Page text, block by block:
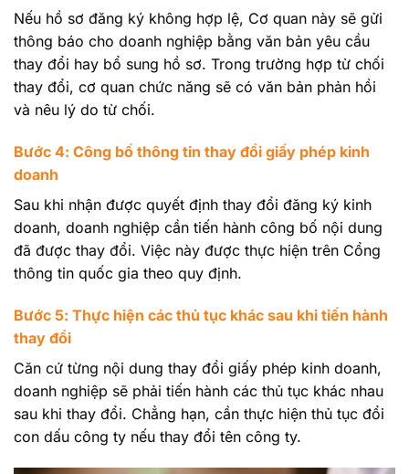
Nếu hồ sơ đăng ký không hợp lệ, Cơ quan này sẽ gửi
thông báo cho doanh nghiệp bằng văn bản yêu cầu
thay đổi hay bổ sung hồ sơ. Trong trường hợp từ chối
thay đổi, cơ quan chức năng sẽ có văn bản phản hồi
và nêu lý do từ chối.
Bước 4: Công bố thông tin thay đổi giấy phép kinh
doanh
Sau khi nhận được quyết định thay đổi đăng ký kinh
doanh, doanh nghiệp cần tiến hành công bố nội dung
đã được thay đổi. Việc này được thực hiện trên Cổng
thông tin quốc gia theo quy định.
Bước 5: Thực hiện các thủ tục khác sau khi tiến hành
thay đổi
Căn cứ từng nội dung thay đổi giấy phép kinh doanh,
doanh nghiệp sẽ phải tiến hành các thủ tục khác nhau
sau khi thay đổi. Chẳng hạn, cần thực hiện thủ tục đổi
con dấu công ty nếu thay đổi tên công ty.